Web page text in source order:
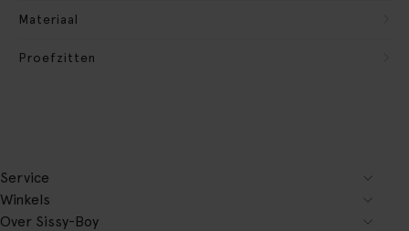
Materiaal
Proefzitten
Service
Winkels
Over Sissy-Boy